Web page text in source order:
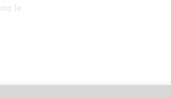
le